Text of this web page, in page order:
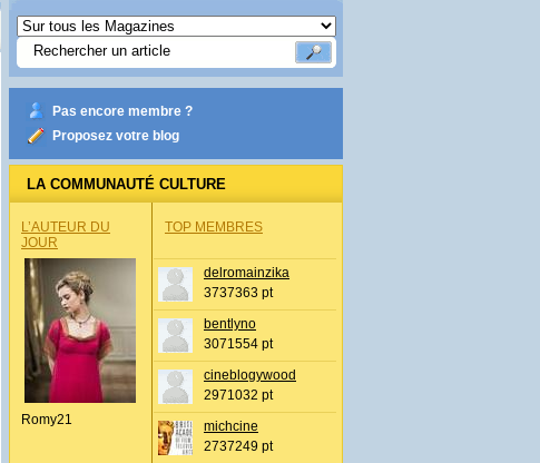
Pas encore membre ?
Proposez votre blog
LA COMMUNAUTÉ CULTURE
L’AUTEUR DU
JOUR
Romy21
TOP MEMBRES
delromainzika
3737363 pt
bentlyno
3071554 pt
cineblogywood
2971032 pt
michcine
2737249 pt